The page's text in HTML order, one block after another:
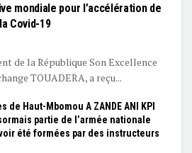
mondiale pour l’accélération de
Covid-19
de la République Son Excellence
TOUADERA, a reçu...
de Haut-Mbomou A ZANDE ANI KPI
partie de l’armée nationale
été formées par des instructeurs